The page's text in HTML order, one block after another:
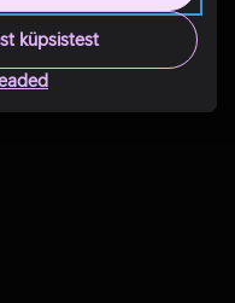
küpsistest